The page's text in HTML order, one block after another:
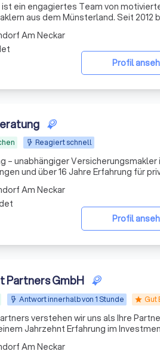
ein engagiertes Team von
aus dem Münsterland. Seit 2012
an, wobei wir den Fokus auf
Profil
Am Neckar
Reagiert schnell
– unabhängiger
und über 16 Jahre Erfahrung für
Profil
Am Neckar
Partners GmbH
Antwort innerhalb von 1 Stunde star Gut
verstehen wir uns als Ihre
Jahrzehnt Erfahrung im
Anlagestrategien,
Am Neckar